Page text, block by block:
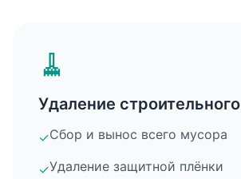
🧹
Удаление
✓Сбор и вынос всего мусора
✓Удаление защитной плёнки